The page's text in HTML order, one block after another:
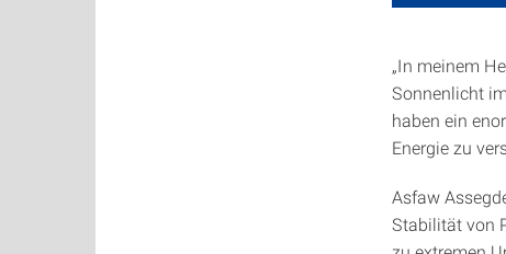
„In meinem
Sonnenlicht
haben ein
Energie zu
Asfaw
Stabilität von